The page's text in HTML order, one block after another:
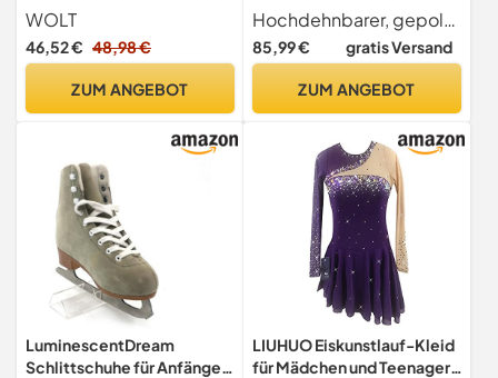
Skate-Tasche mit
verstellbarem
Schultergurt, für
Erwachsene, Mintgrün
WOLT
46,52 € 48,98 €
ZUM ANGEBOT
Mädchen, Fleece,
glänzende Farben,
Diamanten, bequem, warm,
Hochdehnbarer, gepolsterter Stoff Schlittschuh-Outfit für Mädchen. Das Innere des Trainingstrikots ist gepolstert, um eine zusätzliche Wärmeschicht zu bieten, um Sie auch bei kalten Bedingungen warm zu halten. Hergestellt aus ausgewähltem hochelastischem Stoff, passt sich dieses Material eng an die Körperkurven an und bietet ein optimales Trageerlebnis, sodass jede Bewegung glatt und bequem ist. Es hat auch eine gute Atmungsaktivität, um Ihren Körper auch bei intensiven Übungen trocken zu halten.
85,99 € gratis Versand
ZUM ANGEBOT
LuminescentDream
Schlittschuhe für Anfänger
LIUHUO Eiskunstlauf-Kleid
für Mädchen und Teenager,